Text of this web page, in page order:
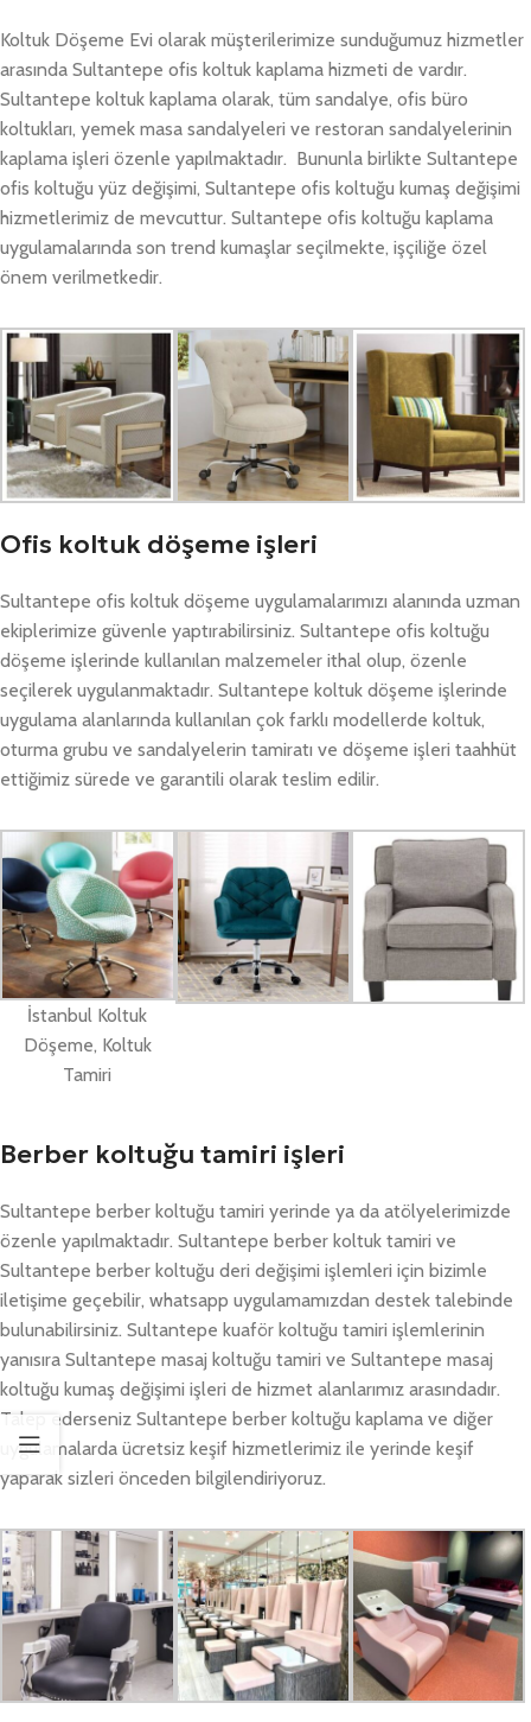
Koltuk Döşeme Evi olarak müşterilerimize sunduğumuz hizmetler
arasında Sultantepe ofis koltuk kaplama hizmeti de vardır.
Sultantepe koltuk kaplama olarak, tüm sandalye, ofis büro
koltukları, yemek masa sandalyeleri ve restoran sandalyelerinin
kaplama işleri özenle yapılmaktadır. Bununla birlikte Sultantepe
ofis koltuğu yüz değişimi, Sultantepe ofis koltuğu kumaş değişimi
hizmetlerimiz de mevcuttur. Sultantepe ofis koltuğu kaplama
uygulamalarında son trend kumaşlar seçilmekte, işçiliğe özel
önem verilmetkedir.
Ofis koltuk döşeme işleri
Sultantepe ofis koltuk döşeme uygulamalarımızı alanında uzman
ekiplerimize güvenle yaptırabilirsiniz. Sultantepe ofis koltuğu
döşeme işlerinde kullanılan malzemeler ithal olup, özenle
seçilerek uygulanmaktadır. Sultantepe koltuk döşeme işlerinde
uygulama alanlarında kullanılan çok farklı modellerde koltuk,
oturma grubu ve sandalyelerin tamiratı ve döşeme işleri taahhüt
ettiğimiz sürede ve garantili olarak teslim edilir.
İstanbul Koltuk
Döşeme, Koltuk
Tamiri
Berber koltuğu tamiri işleri
Sultantepe berber koltuğu tamiri yerinde ya da atölyelerimizde
özenle yapılmaktadır. Sultantepe berber koltuk tamiri ve
Sultantepe berber koltuğu deri değişimi işlemleri için bizimle
iletişime geçebilir, whatsapp uygulamamızdan destek talebinde
bulunabilirsiniz. Sultantepe kuaför koltuğu tamiri işlemlerinin
yanısıra Sultantepe masaj koltuğu tamiri ve Sultantepe masaj
koltuğu kumaş değişimi işleri de hizmet alanlarımız arasındadır.
Talep ederseniz Sultantepe berber koltuğu kaplama ve diğer
uygulamalarda ücretsiz keşif hizmetlerimiz ile yerinde keşif
yaparak sizleri önceden bilgilendiriyoruz.